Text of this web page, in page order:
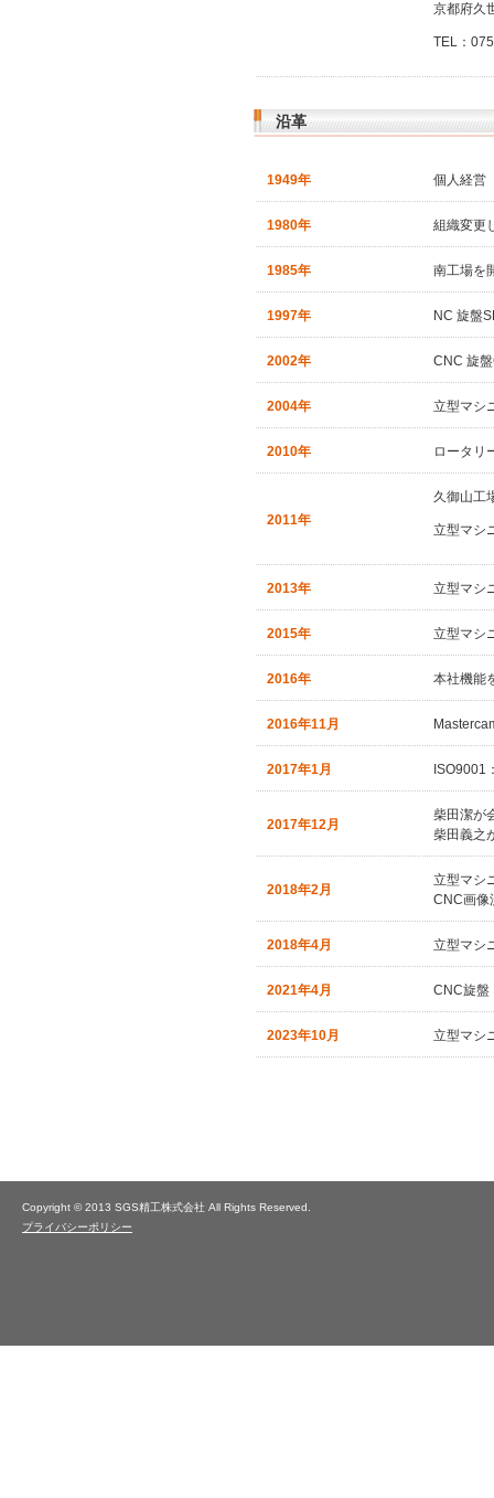
京都府久
TEL：
沿革
1949年 個人経営
1980年 組織変更
1985年 南工場を
1997年 NC 旋盤
2002年 CNC 旋
2004年 立型マシ
2010年 ロータリ
2011年
久御山工
立型マシ
2013年 立型マシ
2015年 立型マシ
2016年 本社機能
2016年11月
2017年1月
2017年12月
柴田潔が
柴田義之
2018年2月
立型マ
CNC画
2018年4月 立型マ
2021年4月 CNC旋
2023年10月 立型マ
Copyright © 2013 SGS精工株式会社 All Rights Reserved.
プライバシーポリシー